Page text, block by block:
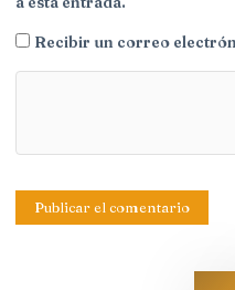
Recibir un correo